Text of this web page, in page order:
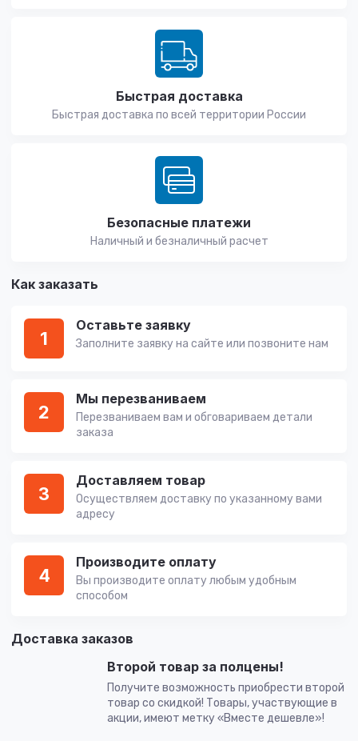
Быстрая доставка
Быстрая доставка по всей территории России
Безопасные платежи
Наличный и безналичный расчет
Как заказать
1
Оставьте заявку
Заполните заявку на сайте или позвоните нам
2
Мы перезваниваем
Перезваниваем вам и обговариваем детали
заказа
3
Доставляем товар
Осуществляем доставку по указанному вами
адресу
4
Производите оплату
Вы производите оплату любым удобным
способом
Доставка заказов
Второй товар за полцены!
Получите возможность приобрести второй
товар со скидкой! Товары, участвующие в
акции, имеют метку «Вместе дешевле»!